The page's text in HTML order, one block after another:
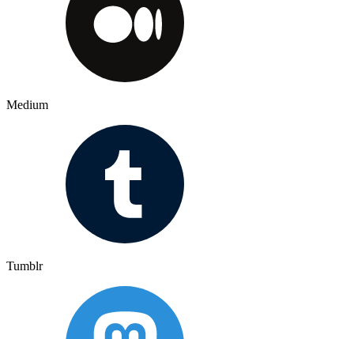
Medium
Tumblr